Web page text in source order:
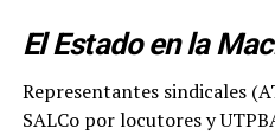
El Estado en la
Representantes sindicales
SALCo por locutores y